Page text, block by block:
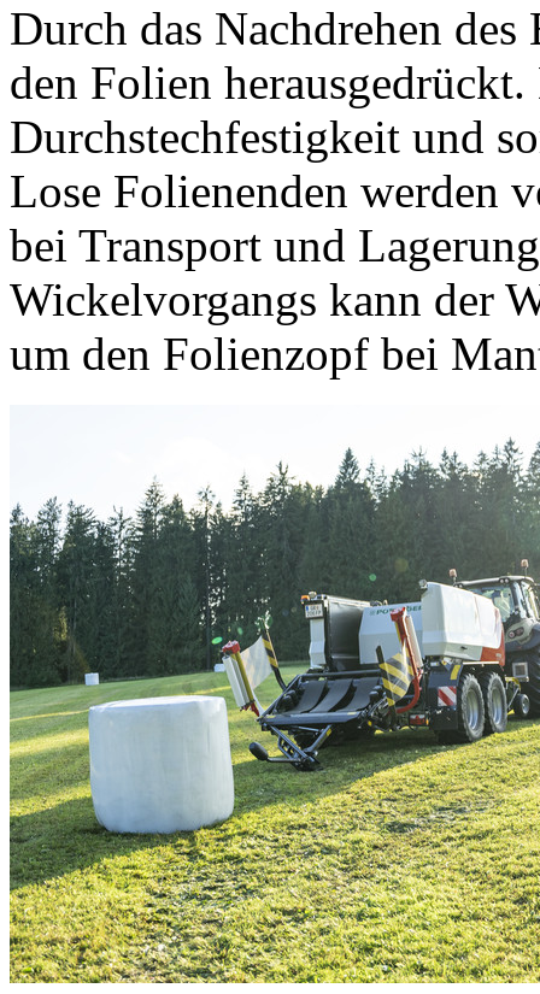
Durch das Nachdrehen
den Folien
Durchstechfestigkeit und
Lose Folienenden werden
bei Transport und
Wickelvorgangs kann der
um den Folienzopf bei